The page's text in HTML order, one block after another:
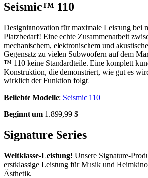
Seismic™ 110
Designinnovation für maximale Leistung bei
Platzbedarf! Eine echte Zusammenarbeit
mechanischem, elektronischem und
Gegensatz zu vielen Subwoofern auf dem
™ 110 keine Standardteile. Eine komplett
Konstruktion, die demonstriert, wie gut es
wirklich der Funktion folgt!
Beliebte Modelle: Seismic 110
Beginnt um 1.899,99 $
Signature Series
Weltklasse-Leistung! Unsere Signature-
erstklassige Leistung für Musik und
Ästhetik.